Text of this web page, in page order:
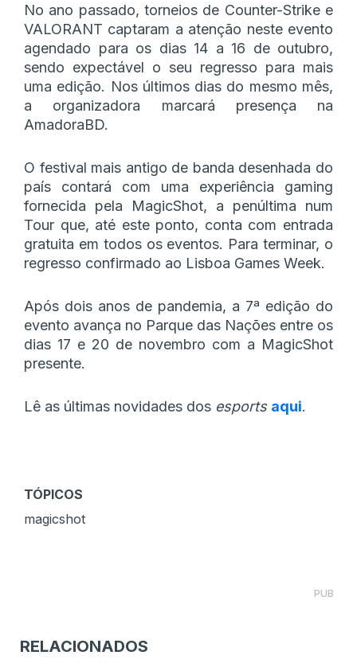
No ano passado, torneios de Counter-Strike e
VALORANT captaram a atenção neste evento
agendado para os dias 14 a 16 de outubro,
sendo expectável o seu regresso para mais
uma edição. Nos últimos dias do mesmo mês,
a organizadora marcará presença na
AmadoraBD.
O festival mais antigo de banda desenhada do
país contará com uma experiência gaming
fornecida pela MagicShot, a penúltima num
Tour que, até este ponto, conta com entrada
gratuita em todos os eventos. Para terminar, o
regresso confirmado ao Lisboa Games Week.
Após dois anos de pandemia, a 7ª edição do
evento avança no Parque das Nações entre os
dias 17 e 20 de novembro com a MagicShot
presente.
Lê as últimas novidades dos esports aqui.
TÓPICOS
magicshot
PUB
RELACIONADOS